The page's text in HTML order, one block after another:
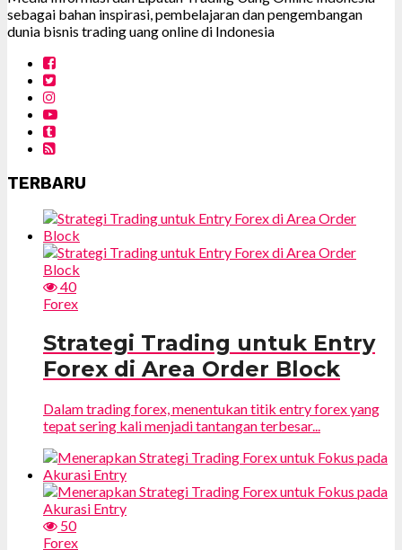
sebagai bahan inspirasi, pembelajaran dan pengembangan
dunia bisnis trading uang online di Indonesia
TERBARU
40
Forex
Strategi Trading untuk Entry
Forex di Area Order Block
Dalam trading forex, menentukan titik entry forex yang
tepat sering kali menjadi tantangan terbesar...
50
Forex